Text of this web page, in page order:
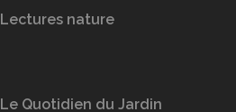
Lectures nature
Le Quotidien du Jardin